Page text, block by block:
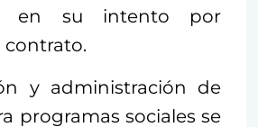
en su intento por
contrato.
y administración de
programas sociales se